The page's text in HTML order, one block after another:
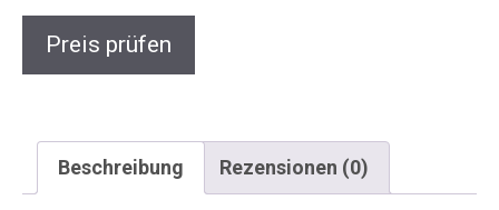
Beschreibung Rezensionen (0)